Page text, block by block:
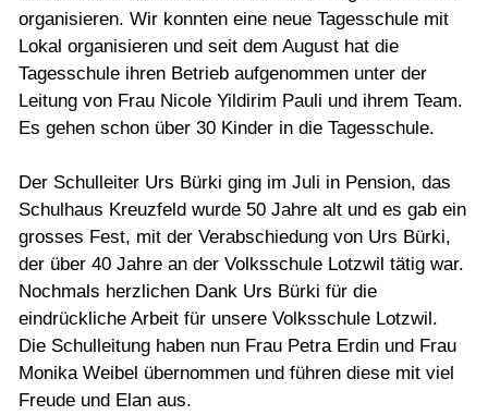
organisieren. Wir konnten eine neue Tagesschule mit
Lokal organisieren und seit dem August hat die
Tagesschule ihren Betrieb aufgenommen unter der
Leitung von Frau Nicole Yildirim Pauli und ihrem Team.
Es gehen schon über 30 Kinder in die Tagesschule.
Der Schulleiter Urs Bürki ging im Juli in Pension, das
Schulhaus Kreuzfeld wurde 50 Jahre alt und es gab ein
grosses Fest, mit der Verabschiedung von Urs Bürki,
der über 40 Jahre an der Volksschule Lotzwil tätig war.
Nochmals herzlichen Dank Urs Bürki für die
eindrückliche Arbeit für unsere Volksschule Lotzwil.
Die Schulleitung haben nun Frau Petra Erdin und Frau
Monika Weibel übernommen und führen diese mit viel
Freude und Elan aus.